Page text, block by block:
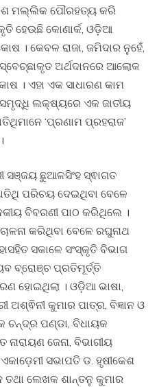
ମଲ୍ଲିକ ପୌରହତ୍ୟ କରି
ହେଉଛି କୋଣାର୍କ, ଓଡ଼ିଆ
। କେବଳ ରାଜା, ଜମିଦାର ନୁହେଁ,
ଅର୍ଥଦାନରେ ଆଲୋକ
। ଏହା ଏକ ସାଧାରଣ କାମ
ଲକ୍ଷ୍ୟରେ ଏକ ଜାତୀୟ
‘ପ୍ରଣାମ ପ୍ରହରାଜ’
ସଞ୍ଜୟ ଛୁଆଳସିଂହ ସ୍ଵାଗତ
ପରିଚୟ ଦେଇଥିବା ବେଳେ
ବିବରଣୀ ପାଠ କରିଥିଲେ ।
କରିଥିବା ବେଳେ ରଘୁନାଥ
ସକାଳେ ସଂସ୍କୃତି ବିଭାଗ
ବ୍ରୋଞ୍ଚ ପ୍ରତିମୂର୍ତ୍ତି
ହୋଇଥିଲା । ଓଡ଼ିଆ ଭାଷା,
ଅଶ୍ଵିନୀ କୁମାର ପାତ୍ର, ବିଜ୍ଞାନ ଓ
ଚନ୍ଦ୍ର ପଣ୍ଡା, ବିଧାୟକ
ଜେନା, ବିଭାଗୀୟ
ସଭାପତି ଡ. ହୃଷୀକେଶ
ଲେଖକ ଶାନ୍ତନୁ କୁମାର